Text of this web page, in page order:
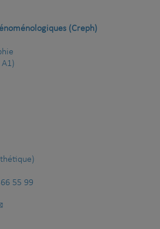
(Creph)
55 99